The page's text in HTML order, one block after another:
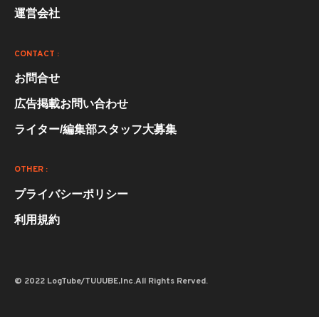
運営会社
CONTACT :
お問合せ
広告掲載お問い合わせ
ライター/編集部スタッフ大募集
OTHER :
プライバシーポリシー
利用規約
© 2022 LogTube/TUUUBE,Inc.All Rights Rerved.